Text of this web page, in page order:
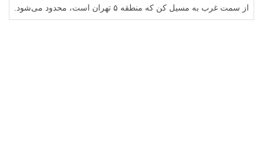
از سمت غرب به مسیل کن که منطقه ۵ تهران است، محدود می‌شود.